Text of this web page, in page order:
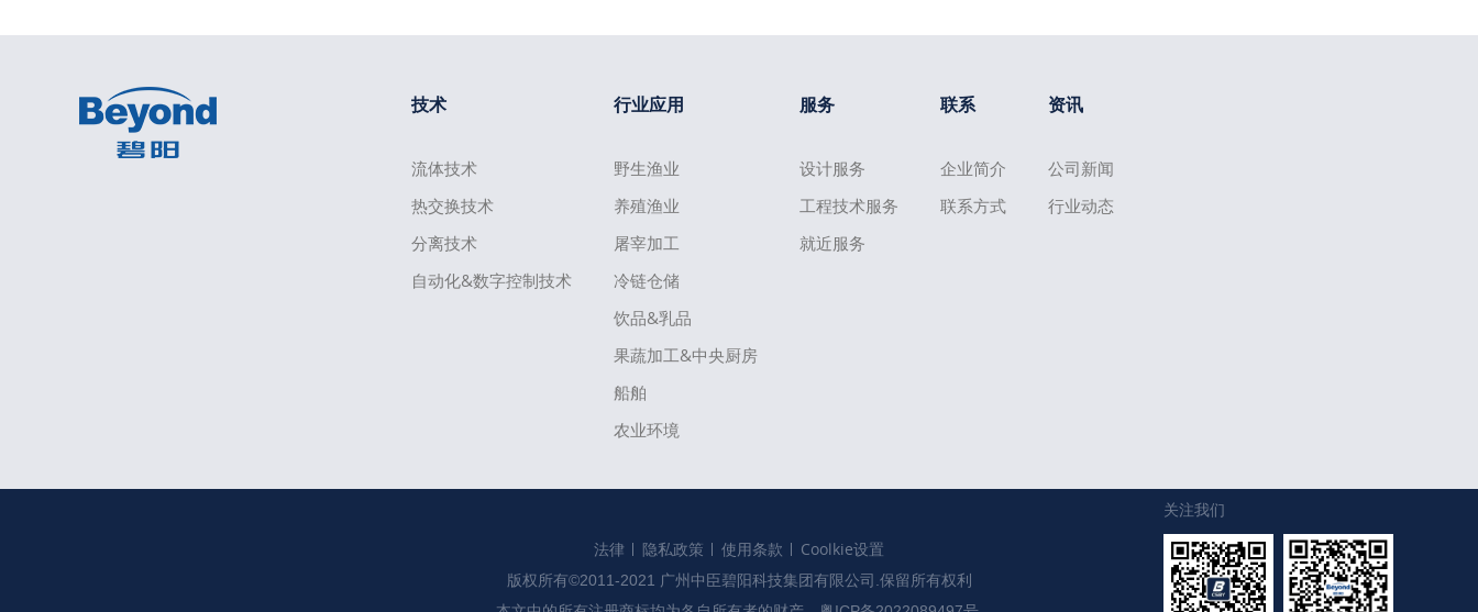
技术
流体技术
热交换技术
分离技术
自动化&数字控制技术
行业应用
野生渔业
养殖渔业
屠宰加工
冷链仓储
饮品&乳品
果蔬加工&中央厨房
船舶
农业环境
服务
设计服务
工程技术服务
就近服务
联系
企业简介
联系方式
资讯
公司新闻
行业动态
法律 隐私政策 使用条款 Coolkie设置
版权所有©2011-2021 广州中臣碧阳科技集团有限公司.保留所有权利
关注我们